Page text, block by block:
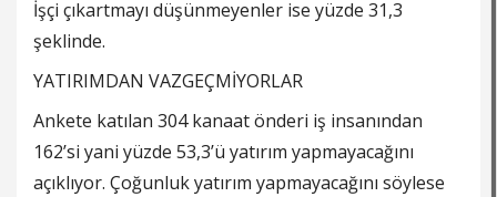
İşçi çıkartmayı düşünmeyenler ise yüzde 31,3
şeklinde.
YATIRIMDAN VAZGEÇMİYORLAR
Ankete katılan 304 kanaat önderi iş insanından
162’si yani yüzde 53,3’ü yatırım yapmayacağını
açıklıyor. Çoğunluk yatırım yapmayacağını söylese